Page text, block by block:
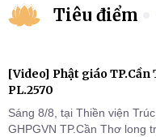
Tiêu điểm
[Video] Phật giáo
PL.2570
Sáng 8/8, tại Thiền viện
GHPGVN TP.Cần Thơ long